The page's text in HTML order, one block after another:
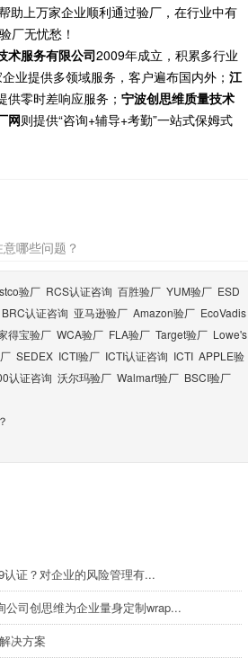
助上万家企业顺利通过验厂，在行业中有
厂无忧愁！
术服务有限公司2009年成立，积累多行业
业提供多领域服务，客户遍布国内外； 江
零时差响应服务； 宁波创思维质量技术
网则提供“咨询+辅导+考勤”一站式保姆式
哪些问题？
验厂 RCS认证咨询 百胜验厂 YUM验厂 ESD
BRC认证咨询 亚马逊验厂 Amazon验厂 EcoVadis
得宝验厂 WCA验厂 FLA验厂 Target验厂 Lowe's
SEDEX ICTI验厂 ICTI认证咨询 ICTI APPLE验
认证咨询 沃尔玛验厂 Walmart验厂 BSCI验厂
认证？对企业的风险管理有...
公司创思维为企业量身定制wrap...
决方案